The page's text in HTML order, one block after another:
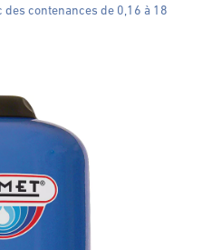
des contenances de 0,16 à 18